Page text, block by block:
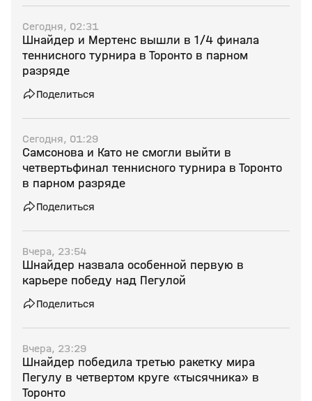
Сегодня, 02:31
Шнайдер и Мертенс вышли в 1/4 финала
теннисного турнира в Торонто в парном
разряде
Поделиться
Сегодня, 01:29
Самсонова и Като не смогли выйти в
четвертьфинал теннисного турнира в Торонто
в парном разряде
Поделиться
Вчера, 23:54
Шнайдер назвала особенной первую в
карьере победу над Пегулой
Поделиться
Вчера, 23:29
Шнайдер победила третью ракетку мира
Пегулу в четвертом круге «тысячника» в
Торонто